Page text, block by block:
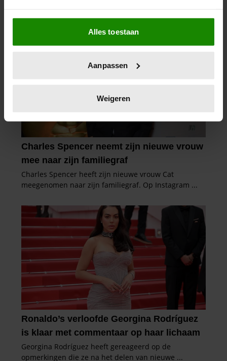
Als u het toestaat, willen we ook graag:
Informatie verzamelen over uw geografische
locatie, die tot een paar meter nauwkeurig kan zijn
scannen op specifieke eigenschappen (fingerprinting)
verwerkt en stel uw voorkeuren in het
intrekken in de Cookieverklaring.
We gebruiken cookies om content en advertenties te
personaliseren, om functies voor social media te bieden
en om ons websiteverkeer te analyseren. Ook delen we
informatie over uw gebruik van onze site met onze
partners kunnen deze gegevens combineren met andere
informatie die u aan ze heeft verstrekt of die ze hebben
verzameld op basis van uw gebruik van hun services. U
gaat akkoord met onze cookies als u onze website blijft
Alles toestaan
Aanpassen
Weigeren